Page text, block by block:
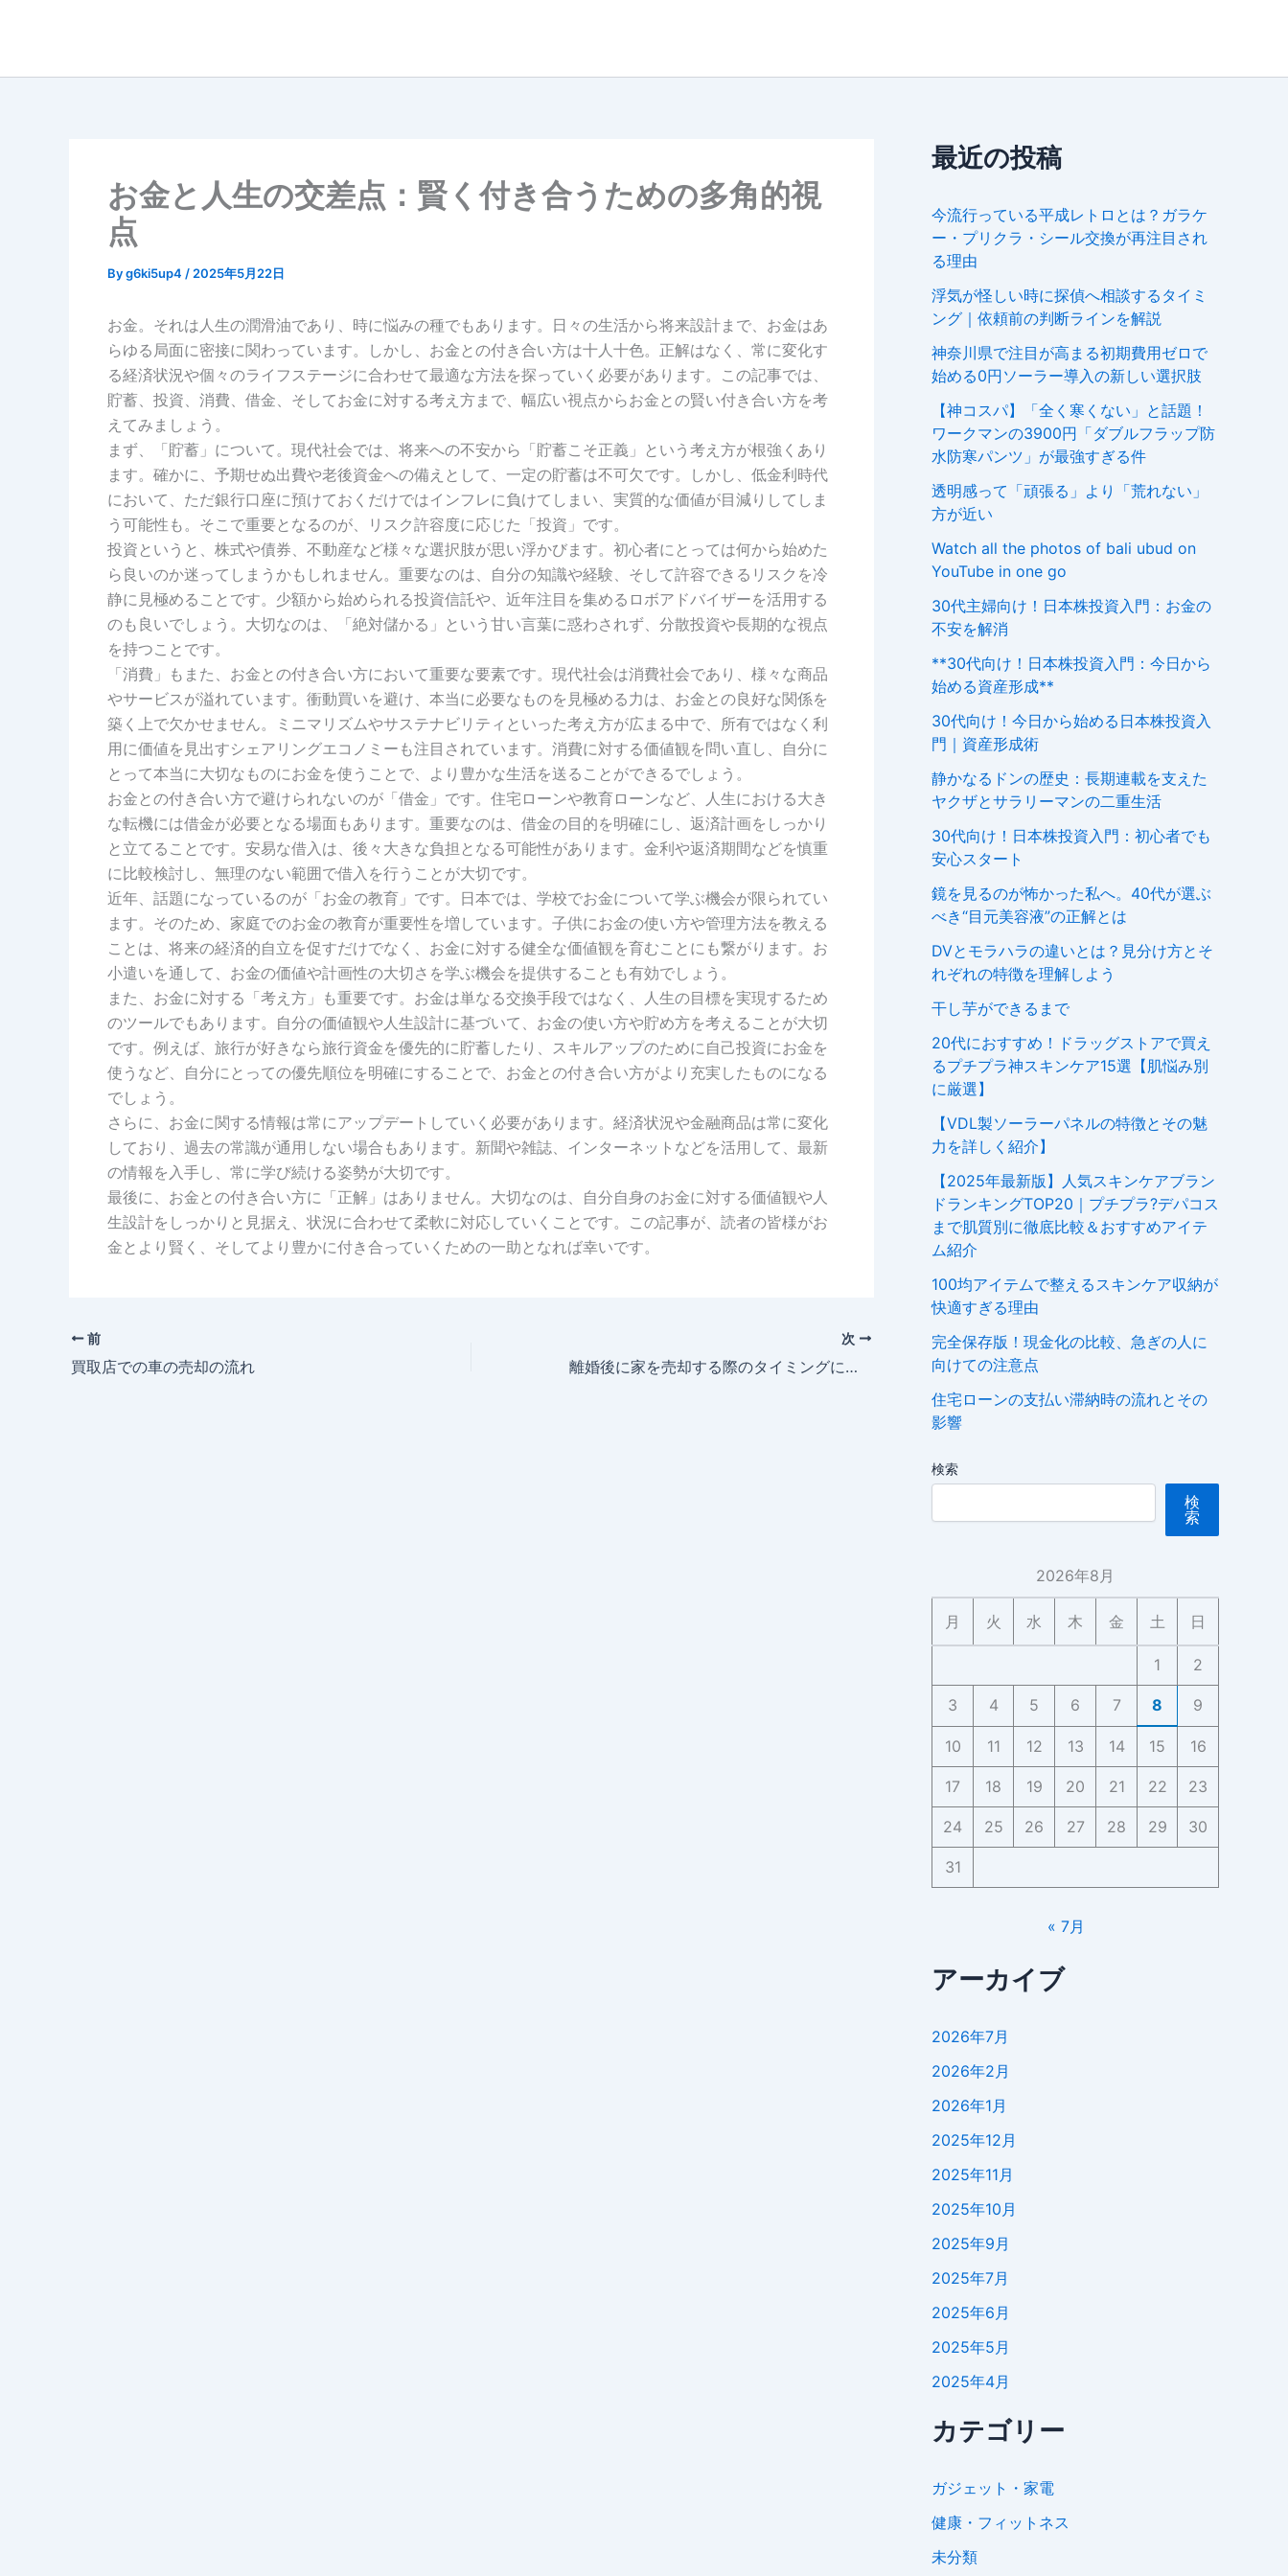
お金と人生の交差点：賢く付き合うための多角的視
点
Byg6ki5up4 / 2025年5月22日
お金。それは人生の潤滑油であり、時に悩みの種でもあります。日々の生活から将来設計まで、お金はあ
らゆる局面に密接に関わっています。しかし、お金との付き合い方は十人十色。正解はなく、常に変化す
る経済状況や個々のライフステージに合わせて最適な方法を探っていく必要があります。この記事では、
貯蓄、投資、消費、借金、そしてお金に対する考え方まで、幅広い視点からお金との賢い付き合い方を考
えてみましょう。
まず、「貯蓄」について。現代社会では、将来への不安から「貯蓄こそ正義」という考え方が根強くあり
ます。確かに、予期せぬ出費や老後資金への備えとして、一定の貯蓄は不可欠です。しかし、低金利時代
において、ただ銀行口座に預けておくだけではインフレに負けてしまい、実質的な価値が目減りしてしま
う可能性も。そこで重要となるのが、リスク許容度に応じた「投資」です。
投資というと、株式や債券、不動産など様々な選択肢が思い浮かびます。初心者にとっては何から始めた
ら良いのか迷ってしまうかもしれません。重要なのは、自分の知識や経験、そして許容できるリスクを冷
静に見極めることです。少額から始められる投資信託や、近年注目を集めるロボアドバイザーを活用する
のも良いでしょう。大切なのは、「絶対儲かる」という甘い言葉に惑わされず、分散投資や長期的な視点
を持つことです。
「消費」もまた、お金との付き合い方において重要な要素です。現代社会は消費社会であり、様々な商品
やサービスが溢れています。衝動買いを避け、本当に必要なものを見極める力は、お金との良好な関係を
築く上で欠かせません。ミニマリズムやサステナビリティといった考え方が広まる中で、所有ではなく利
用に価値を見出すシェアリングエコノミーも注目されています。消費に対する価値観を問い直し、自分に
とって本当に大切なものにお金を使うことで、より豊かな生活を送ることができるでしょう。
お金との付き合い方で避けられないのが「借金」です。住宅ローンや教育ローンなど、人生における大き
な転機には借金が必要となる場面もあります。重要なのは、借金の目的を明確にし、返済計画をしっかり
と立てることです。安易な借入は、後々大きな負担となる可能性があります。金利や返済期間などを慎重
に比較検討し、無理のない範囲で借入を行うことが大切です。
近年、話題になっているのが「お金の教育」です。日本では、学校でお金について学ぶ機会が限られてい
ます。そのため、家庭でのお金の教育が重要性を増しています。子供にお金の使い方や管理方法を教える
ことは、将来の経済的自立を促すだけでなく、お金に対する健全な価値観を育むことにも繋がります。お
小遣いを通して、お金の価値や計画性の大切さを学ぶ機会を提供することも有効でしょう。
また、お金に対する「考え方」も重要です。お金は単なる交換手段ではなく、人生の目標を実現するため
のツールでもあります。自分の価値観や人生設計に基づいて、お金の使い方や貯め方を考えることが大切
です。例えば、旅行が好きなら旅行資金を優先的に貯蓄したり、スキルアップのために自己投資にお金を
使うなど、自分にとっての優先順位を明確にすることで、お金との付き合い方がより充実したものになる
でしょう。
さらに、お金に関する情報は常にアップデートしていく必要があります。経済状況や金融商品は常に変化
しており、過去の常識が通用しない場合もあります。新聞や雑誌、インターネットなどを活用して、最新
の情報を入手し、常に学び続ける姿勢が大切です。
最後に、お金との付き合い方に「正解」はありません。大切なのは、自分自身のお金に対する価値観や人
生設計をしっかりと見据え、状況に合わせて柔軟に対応していくことです。この記事が、読者の皆様がお
金とより賢く、そしてより豊かに付き合っていくための一助となれば幸いです。
前
買取店での車の売却の流れ
次
離婚後に家を売却する際のタイミングについて
最近の投稿
今流行っている平成レトロとは？ガラケ
ー・プリクラ・シール交換が再注目され
る理由
浮気が怪しい時に探偵へ相談するタイミ
ング｜依頼前の判断ラインを解説
神奈川県で注目が高まる初期費用ゼロで
始める0円ソーラー導入の新しい選択肢
【神コスパ】「全く寒くない」と話題！
ワークマンの3900円「ダブルフラップ防
水防寒パンツ」が最強すぎる件
透明感って「頑張る」より「荒れない」
方が近い
Watch all the photos of bali ubud on
YouTube in one go
30代主婦向け！日本株投資入門：お金の
不安を解消
**30代向け！日本株投資入門：今日から
始める資産形成**
30代向け！今日から始める日本株投資入
門｜資産形成術
静かなるドンの歴史：長期連載を支えた
ヤクザとサラリーマンの二重生活
30代向け！日本株投資入門：初心者でも
安心スタート
鏡を見るのが怖かった私へ。40代が選ぶ
べき“目元美容液”の正解とは
DVとモラハラの違いとは？見分け方とそ
れぞれの特徴を理解しよう
干し芋ができるまで
20代におすすめ！ドラッグストアで買え
るプチプラ神スキンケア15選【肌悩み別
に厳選】
【VDL製ソーラーパネルの特徴とその魅
力を詳しく紹介】
【2025年最新版】人気スキンケアブラン
ドランキングTOP20｜プチプラ?デパコス
まで肌質別に徹底比較＆おすすめアイテ
ム紹介
100均アイテムで整えるスキンケア収納が
快適すぎる理由
完全保存版！現金化の比較、急ぎの人に
向けての注意点
住宅ローンの支払い滞納時の流れとその
影響
検索
検
索
2026年8月
月 火 水 木 金 土 日
1 2
3 4 5 6 7 8 9
10 11 12 13 14 15 16
17 18 19 20 21 22 23
24 25 26 27 28 29 30
31
« 7月
アーカイブ
2026年7月
2026年2月
2026年1月
2025年12月
2025年11月
2025年10月
2025年9月
2025年7月
2025年6月
2025年5月
2025年4月
カテゴリー
ガジェット・家電
健康・フィットネス
未分類